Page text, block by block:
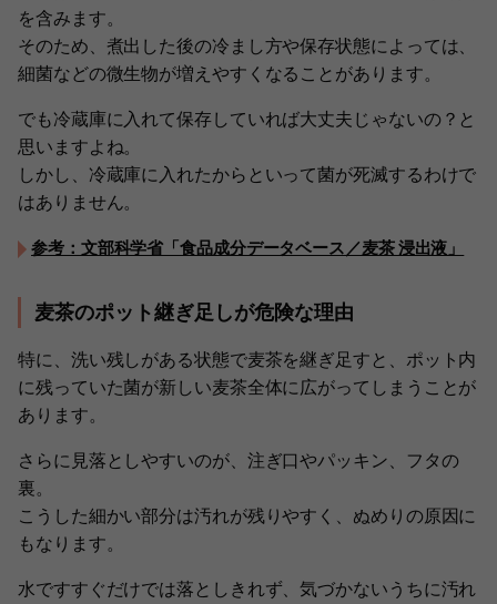
を含みます。
そのため、煮出した後の冷まし方や保存状態によっては、
細菌などの微生物が増えやすくなることがあります。
でも冷蔵庫に入れて保存していれば大丈夫じゃないの？と
思いますよね。
しかし、冷蔵庫に入れたからといって菌が死滅するわけで
はありません。
参考：文部科学省「食品成分データベース／麦茶 浸出液」
麦茶のポット継ぎ足しが危険な理由
特に、洗い残しがある状態で麦茶を継ぎ足すと、ポット内
に残っていた菌が新しい麦茶全体に広がってしまうことが
あります。
さらに見落としやすいのが、注ぎ口やパッキン、フタの
裏。
こうした細かい部分は汚れが残りやすく、ぬめりの原因に
もなります。
水ですすぐだけでは落としきれず、気づかないうちに汚れ